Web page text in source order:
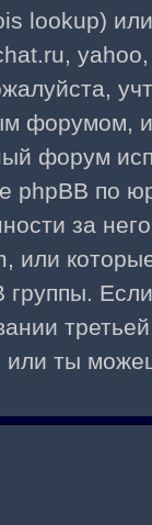
lookup)
форумом,
форум
phpBB по
за
или
группы.
или ты